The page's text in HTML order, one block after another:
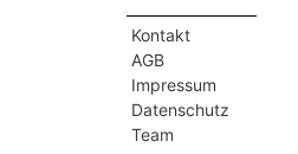
Kontakt
AGB
Impressum
Datenschutz
Team